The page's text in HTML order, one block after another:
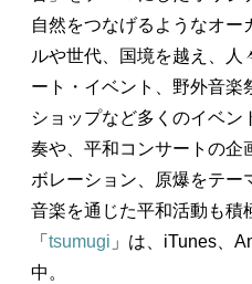
自然をつなげるようなオー
ルや世代、国境を越え、人
ート・イベント、野外音楽
ショップなど多くのイベ
奏や、平和コンサートの企
ボレーション、原爆をテー
音楽を通じた平和活動も積
「 tsumugi 」は、iTunes、
中。